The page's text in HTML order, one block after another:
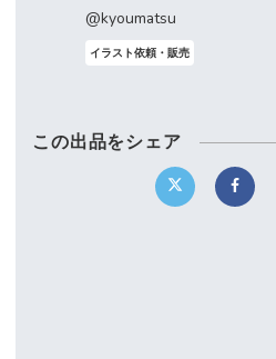
@kyoumatsu
イラスト依頼・販売
この出品をシェア